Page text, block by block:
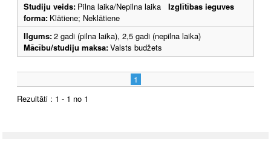
Studiju veids: Pilna laika/Nepilna laika Izglītības ieguves
forma: Klātiene; Neklātiene
Ilgums:2 gadi (pilna laika), 2,5 gadi (nepilna laika)
Mācību/studiju maksa:Valsts budžets
1
Rezultāti : 1 - 1 no 1